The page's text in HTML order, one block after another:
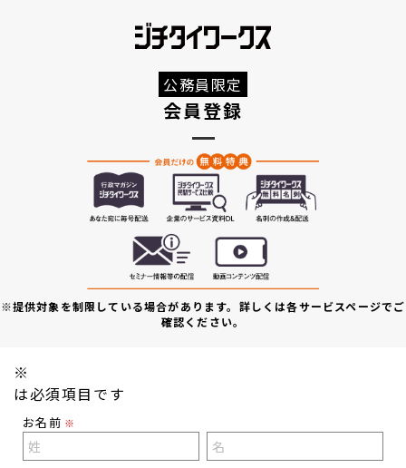
公務員限定
会員登録
※提供対象を制限している場合があります。詳しくは各サービスページでご
確認ください。
※
は必須項目です
お名前 ※